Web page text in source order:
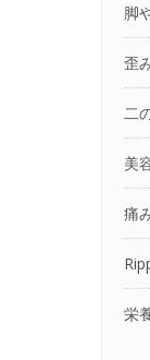
脚
歪
二
美
痛
栄